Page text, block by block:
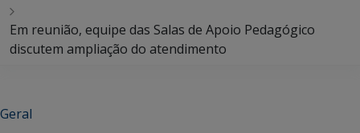
Em reunião, equipe das Salas de Apoio Pedagógico
discutem ampliação do atendimento
Geral